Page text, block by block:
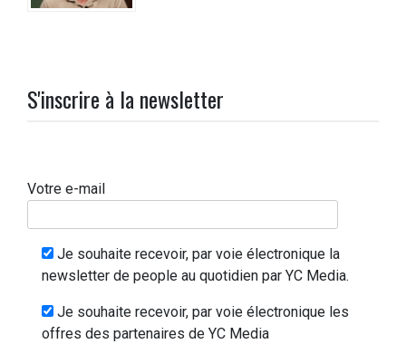
S'inscrire à la newsletter
Votre e-mail
Je souhaite recevoir, par voie électronique la
newsletter de people au quotidien par YC Media.
Je souhaite recevoir, par voie électronique les
offres des partenaires de YC Media